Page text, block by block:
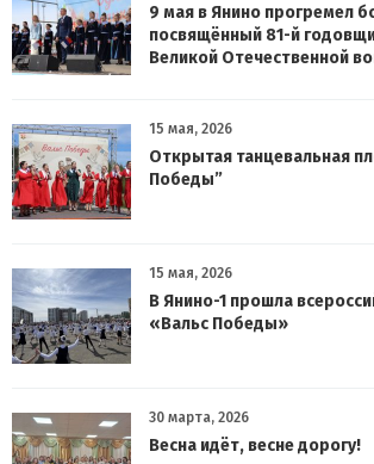
9 мая в Янино прогремел
посвящённый 81-й
Великой Отечественной
15 мая, 2026
Открытая танцевальная
Победы”
15 мая, 2026
В Янино-1 прошла
«Вальс Победы»
30 марта, 2026
Весна идёт, весне дорогу!